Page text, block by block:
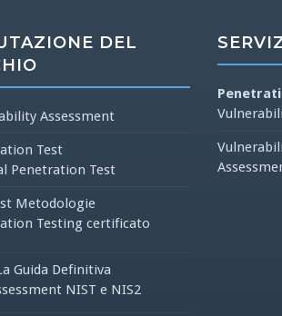
DEL
Assessment
Test
Penetration Test
Metodologie
Testing certificato
Guida Definitiva
NIST e NIS2